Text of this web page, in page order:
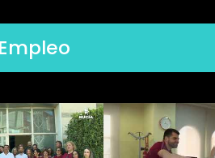
Empleo